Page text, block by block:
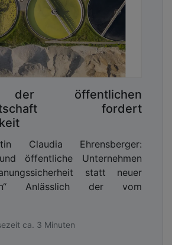
öffentlichen
fordert
Claudia Ehrensberger:
öffentliche Unternehmen
statt neuer
Anlässlich der vom
ca. 3 Minuten